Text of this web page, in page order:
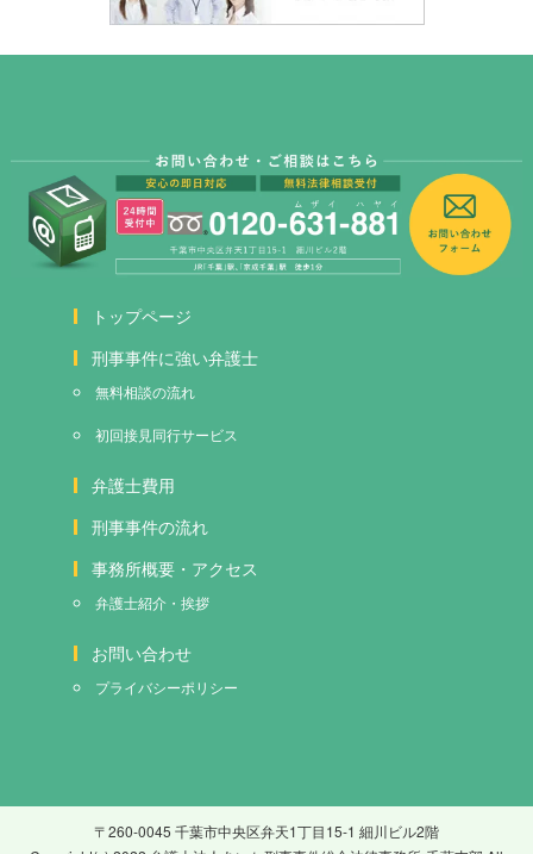
トップページ
刑事事件に強い弁護士
無料相談の流れ
初回接見 同行サービス
弁護士費用
刑事事件の流れ
事務所概要・アクセス
弁護士紹介・挨拶
お問い合わせ
プライバシーポリシー
〒260-0045 千葉市中央区弁天1丁目15-1 細川ビル2階